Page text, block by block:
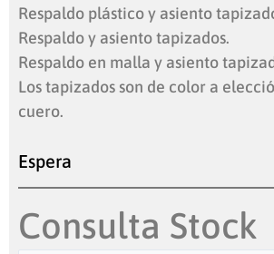
Respaldo plástico y asiento
Respaldo y asiento tapizados.
Respaldo en malla y asiento
Los tapizados son de color a
cuero.
Espera
Consulta Stock